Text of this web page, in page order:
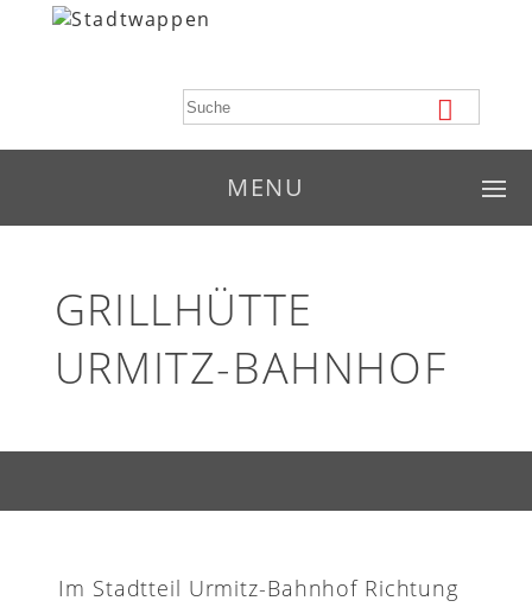
MENU
GRILLHÜTTE
URMITZ-BAHNHOF
Im Stadtteil Urmitz-Bahnhof Richtung